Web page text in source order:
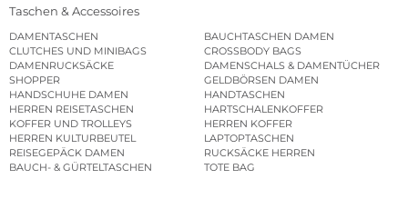
Taschen & Accessoires
DAMENTASCHEN
BAUCHTASCHEN DAMEN
CLUTCHES UND MINIBAGS
CROSSBODY BAGS
DAMENRUCKSÄCKE
DAMENSCHALS & DAMENTÜCHER
SHOPPER
GELDBÖRSEN DAMEN
HANDSCHUHE DAMEN
HANDTASCHEN
HERREN REISETASCHEN
HARTSCHALENKOFFER
KOFFER UND TROLLEYS
HERREN KOFFER
HERREN KULTURBEUTEL
LAPTOPTASCHEN
REISEGEPÄCK DAMEN
RUCKSÄCKE HERREN
BAUCH- & GÜRTELTASCHEN
TOTE BAG